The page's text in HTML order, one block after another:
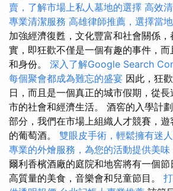
賣，了解市場上私人墓地的選擇 高效
專業清潔服務 高雄律師推薦，選擇當
加強經濟復甦，文化豐富和社會關係
實，即狂歡不僅是一個有趣的事件，
和身份。 深入了解Google Search
每個聚會都成為難忘的盛宴 因此，狂
日，而且是一個真正的城市假期，從
市的社會和經濟生活。 酒窖的入學計
部分，我們在市場上組織人才競賽，
的葡萄酒。 雙眼皮手術，輕鬆擁有迷
專業的外燴服務，為您的活動提供美味
爾利香檳酒廠的庭院和地窖將有一個
高質量的美食，音樂會和兒童節目。